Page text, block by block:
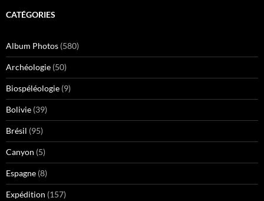
CATÉGORIES
Album Photos (580)
Archéologie (50)
Biospéléologie (9)
Bolivie (39)
Brésil (95)
Canyon (5)
Espagne (8)
Expédition (157)